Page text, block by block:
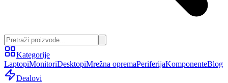
Kategorije
LaptopiMonitoriDesktopiMrežna opremaPeriferijaKomponenteBlog
Dealovi